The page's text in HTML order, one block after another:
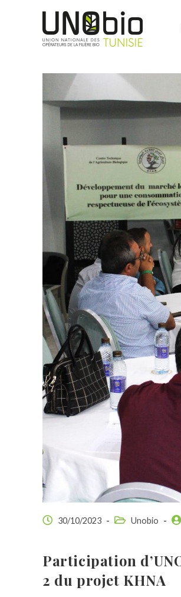
30/10/2023 Unobio
Participation
2 du projet KHNA